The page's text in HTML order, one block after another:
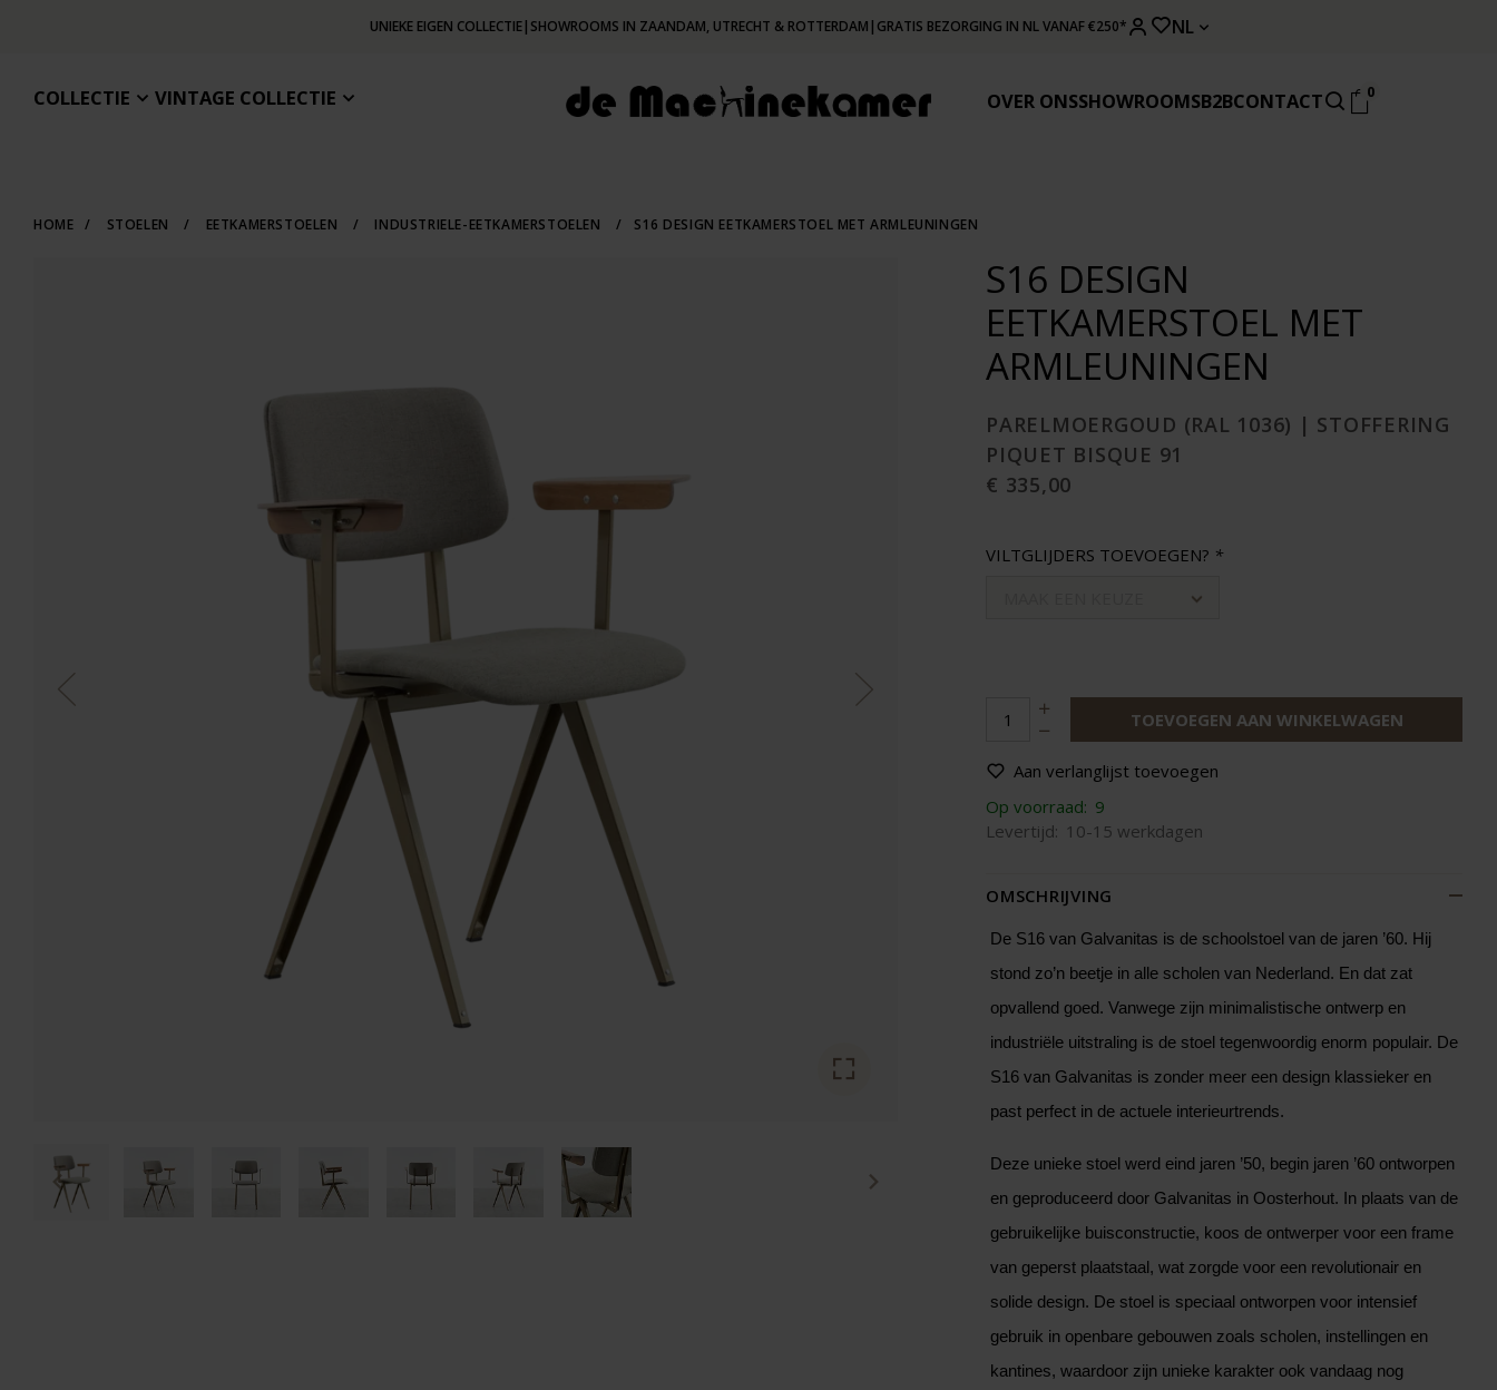
UNIEKE EIGEN COLLECTIE| SHOWROOMS IN ZAANDAM, UTRECHT & ROTTERDAM | GRATIS BEZORGING IN NL VANAF €250* NL
COLLECTIE VINTAGE COLLECTIE OVER ONSSHOWROOMSB2BCONTACT 0
HOME / STOELEN / EETKAMERSTOELEN / INDUSTRIELE-EETKAMERSTOELEN / S16 DESIGN EETKAMERSTOEL MET ARMLEUNINGEN
S16 DESIGN
EETKAMERSTOEL MET
ARMLEUNINGEN
PARELMOERGOUD (RAL 1036) | STOFFERING
PIQUET BISQUE 91
€ 335,00
VILTGLIJDERS TOEVOEGEN? *
TOEVOEGEN AAN WINKELWAGEN
Aan verlanglijst toevoegen
Op voorraad: 9
Levertijd: 10-15 werkdagen
OMSCHRIJVING
De S16 van Galvanitas is de schoolstoel van de jaren ’60. Hij
stond zo’n beetje in alle scholen van Nederland. En dat zat
opvallend goed. Vanwege zijn minimalistische ontwerp en
industriële uitstraling is de stoel tegenwoordig enorm populair. De
S16 van Galvanitas is zonder meer een design klassieker en
past perfect in de actuele interieurtrends.
Deze unieke stoel werd eind jaren ’50, begin jaren ’60 ontworpen
en geproduceerd door Galvanitas in Oosterhout. In plaats van de
gebruikelijke buisconstructie, koos de ontwerper voor een frame
van geperst plaatstaal, wat zorgde voor een revolutionair en
solide design. De stoel is speciaal ontworpen voor intensief
gebruik in openbare gebouwen zoals scholen, instellingen en
kantines, waardoor zijn unieke karakter ook vandaag nog